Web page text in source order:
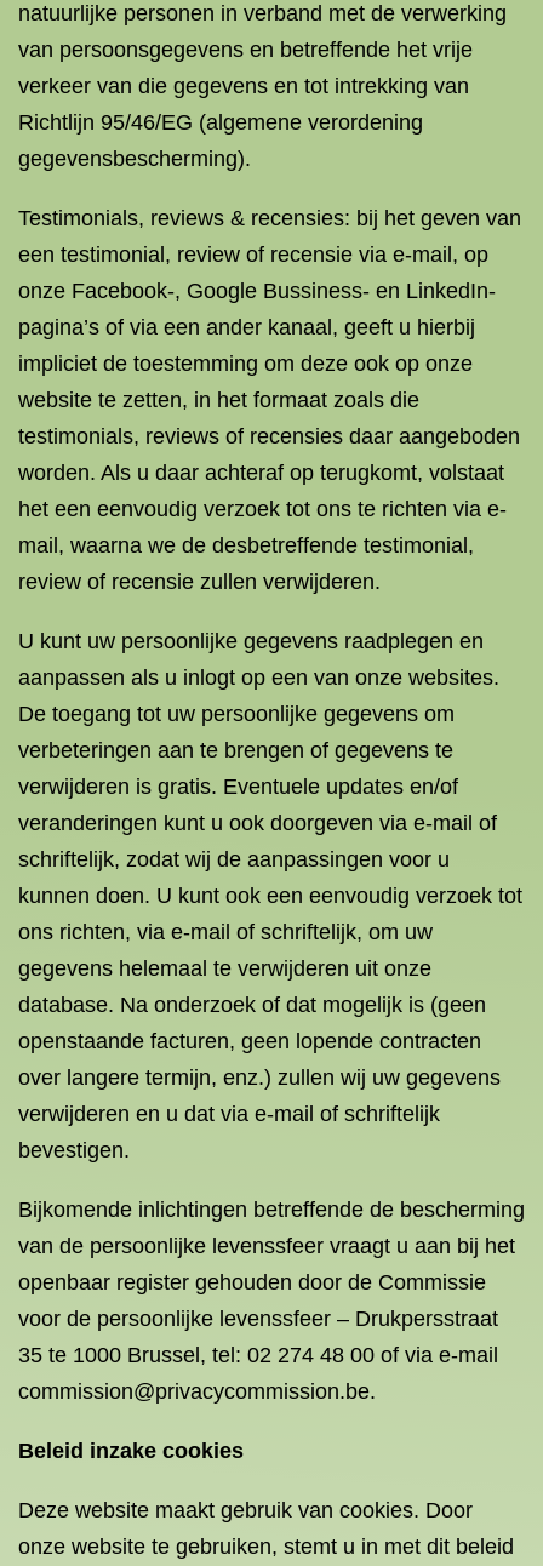
natuurlijke personen in verband met de verwerking
van persoonsgegevens en betreffende het vrije
verkeer van die gegevens en tot intrekking van
Richtlijn 95/46/EG (algemene verordening
gegevensbescherming).
Testimonials, reviews & recensies: bij het geven van
een testimonial, review of recensie via e-mail, op
onze Facebook-, Google Bussiness- en LinkedIn-
pagina’s of via een ander kanaal, geeft u hierbij
impliciet de toestemming om deze ook op onze
website te zetten, in het formaat zoals die
testimonials, reviews of recensies daar aangeboden
worden. Als u daar achteraf op terugkomt, volstaat
het een eenvoudig verzoek tot ons te richten via e-
mail, waarna we de desbetreffende testimonial,
review of recensie zullen verwijderen.
U kunt uw persoonlijke gegevens raadplegen en
aanpassen als u inlogt op een van onze websites.
De toegang tot uw persoonlijke gegevens om
verbeteringen aan te brengen of gegevens te
verwijderen is gratis. Eventuele updates en/of
veranderingen kunt u ook doorgeven via e-mail of
schriftelijk, zodat wij de aanpassingen voor u
kunnen doen. U kunt ook een eenvoudig verzoek tot
ons richten, via e-mail of schriftelijk, om uw
gegevens helemaal te verwijderen uit onze
database. Na onderzoek of dat mogelijk is (geen
openstaande facturen, geen lopende contracten
over langere termijn, enz.) zullen wij uw gegevens
verwijderen en u dat via e-mail of schriftelijk
bevestigen.
Bijkomende inlichtingen betreffende de bescherming
van de persoonlijke levenssfeer vraagt u aan bij het
openbaar register gehouden door de Commissie
voor de persoonlijke levenssfeer – Drukpersstraat
35 te 1000 Brussel, tel: 02 274 48 00 of via e-mail
commission@privacycommission.be.
Beleid inzake cookies
Deze website maakt gebruik van cookies. Door
onze website te gebruiken, stemt u in met dit beleid